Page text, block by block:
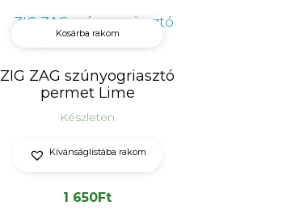
Kosárba rakom
ZIG ZAG szúnyogriasztó
permet Lime
Készleten
Kívánságlistába rakom
1 650Ft